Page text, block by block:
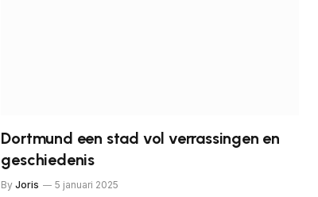
Dortmund een stad vol verrassingen en
geschiedenis
By Joris 5 januari 2025